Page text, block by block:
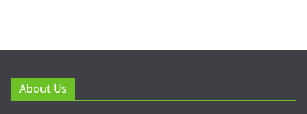
About Us